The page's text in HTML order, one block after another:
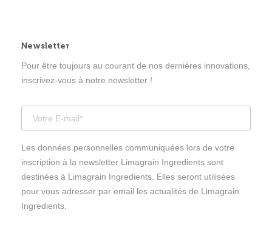
Newsletter
Pour être toujours au courant de nos dernières innovations,
inscrivez-vous à notre newsletter !
Les données personnelles communiquées lors de votre
inscription à la newsletter Limagrain Ingredients sont
destinées à Limagrain Ingredients. Elles seront utilisées
pour vous adresser par email les actualités de Limagrain
Ingredients.